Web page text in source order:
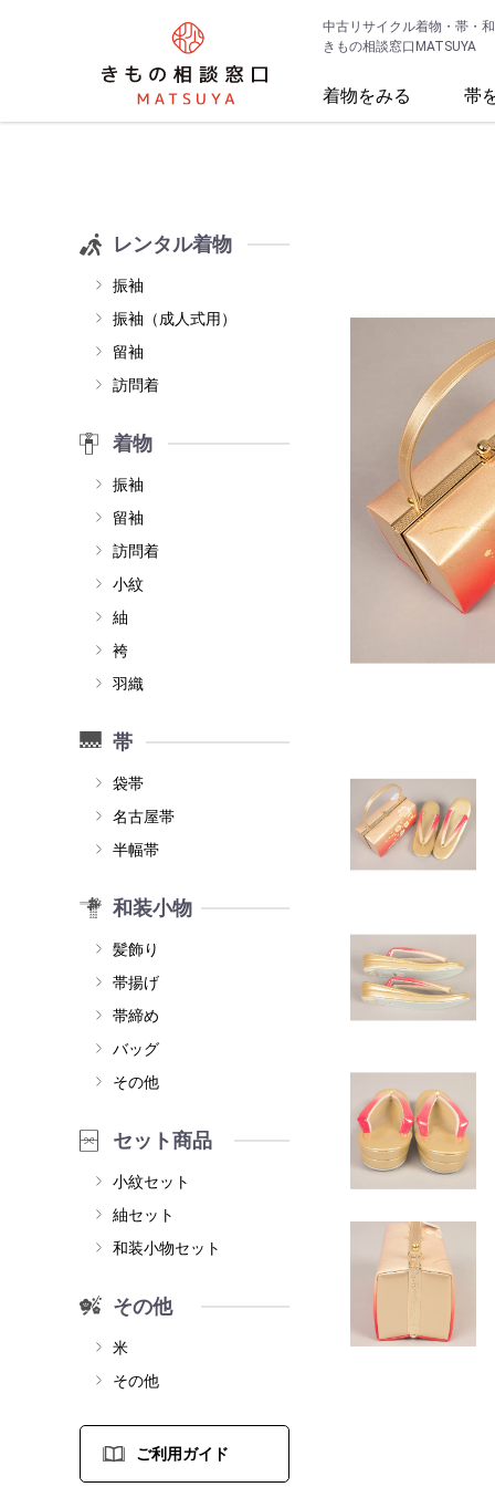
中古リサイクル着物・帯・
きもの相談窓口MATSUYA
着物をみる 帯
レンタル着物
振袖
振袖（成人式用）
留袖
訪問着
着物
振袖
留袖
訪問着
小紋
紬
袴
羽織
帯
袋帯
名古屋帯
半幅帯
和装小物
髪飾り
帯揚げ
帯締め
バッグ
その他
セット商品
小紋セット
紬セット
和装小物セット
その他
米
その他
ご利用ガイド